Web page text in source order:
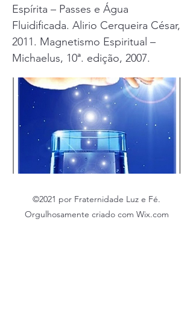
Espírita – Passes e Água
Fluidificada. Alirio Cerqueira César,
2011. Magnetismo Espiritual –
Michaelus, 10ª. edição, 2007.
©2021 por Fraternidade Luz e Fé.
Orgulhosamente criado com Wix.com